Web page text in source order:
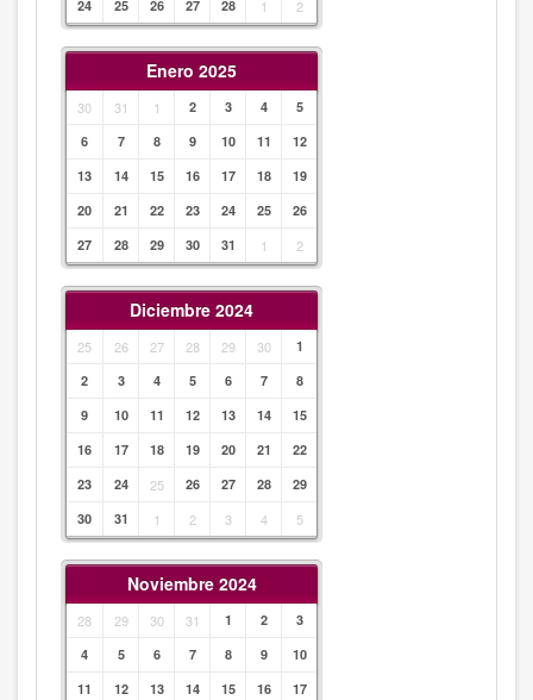
24
25 26 27 28 1 2
Enero 2025
30 31 1 2 3 4
5
6
7 8 9 10 11
12
13
14 15 16 17 18
19
20
21 22 23 24 25
26
27
28 29 30 31 1 2
Diciembre 2024
25 26 27 28 29 30
1
2
3 4 5 6 7
8
9
10 11 12 13 14
15
16
17 18 19 20 21
22
23
24 25 26 27 28
29
30
31 1 2 3 4 5
Noviembre 2024
28 29 30 31 1 2
3
4
5 6 7 8 9
10
11
12 13 14 15 16
17